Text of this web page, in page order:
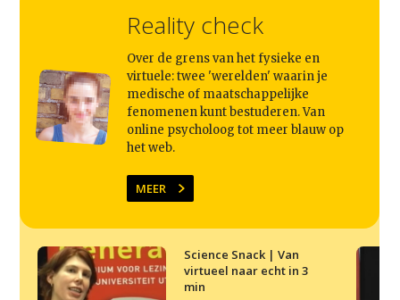
Studium Generale
Home
Agenda
Video
Podcast
Artikelen
Contact
Reality check
Over de grens van het fysieke en
virtuele: twee 'werelden' waarin je
medische of maatschappelijke
fenomenen kunt bestuderen. Van
online psycholoog tot meer blauw op
het web.
MEER
Science Snack | Van
virtueel naar echt in 3
min